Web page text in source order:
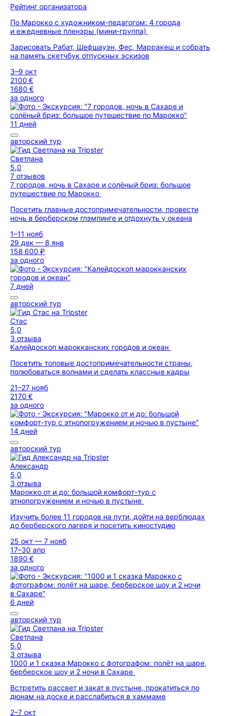
Рейтинг организатора
По Марокко с художником-педагогом: 4 города
и ежедневные пленэры (мини-группа)
Зарисовать Рабат, Шефшауэн, Фес, Марракеш и собрать
на память скетчбук отпускных эскизов
3–9 окт
2100 €
1680 €
за одного
11 дней
авторский тур
Светлана
5,0
7 отзывов
7 городов, ночь в Сахаре и солёный бриз: большое
путешествие по Марокко
Посетить главные достопримечательности, провести
ночь в берберском глэмпинге и отдохнуть у океана
1–11 нояб
29 дек — 8 янв
158 600 ₽
за одного
7 дней
авторский тур
Стас
5,0
3 отзыва
Калейдоскоп марокканских городов и океан
Посетить топовые достопримечательности страны,
полюбоваться волнами и сделать классные кадры
21–27 нояб
2170 €
за одного
14 дней
авторский тур
Александр
5,0
3 отзыва
Марокко от и до: большой комфорт-тур с
этнопогружением и ночью в пустыне
Изучить более 11 городов на пути, дойти на верблюдах
до берберского лагеря и посетить киностудию
25 окт — 7 нояб
17–30 апр
1890 €
за одного
6 дней
авторский тур
Светлана
5,0
3 отзыва
1000 и 1 сказка Марокко с фотографом: полёт на шаре,
берберское шоу и 2 ночи в Сахаре
Встретить рассвет и закат в пустыне, прокатиться по
дюнам на доске и расслабиться в хаммаме
2–7 окт